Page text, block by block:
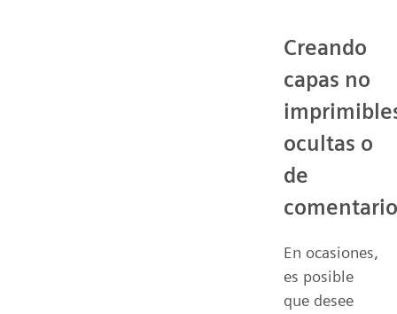
Creando
capas no
ocultas o
de
En ocasiones,
es posible
que desee